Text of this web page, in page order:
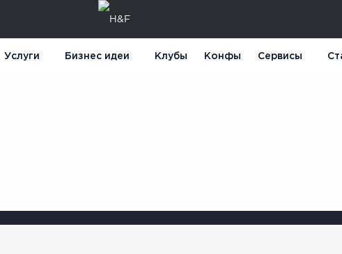
Услуги Бизнес идеи Клубы Конфы Сервисы